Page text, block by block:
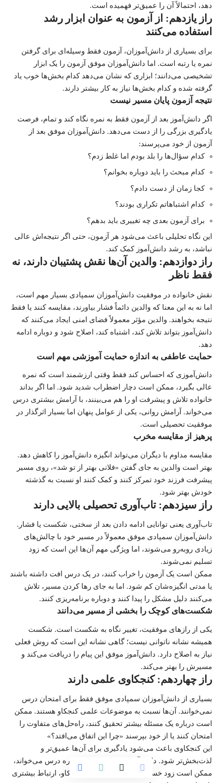
دهد، احتمالاً آن را عمیق‌تر فهمیده است.
راز یازدهم: از آزمون به عنوان ابزار رشد
استفاده می‌کنند
برای بسیاری از دانش‌آموزان، آزمون فقط وسیله‌ای برای گرفتن
نمره یا رتبه است. اما دانش‌آموزان موفق آزمون را یک ابزار
تشخیصی می‌دانند؛ ابزاری که نشان می‌دهد کدام بخش‌ها خوب یاد
گرفته شده و کدام بخش‌ها نیاز به کار بیشتر دارند.
نتیجه آزمون پایان مسیر نیست
اگر دانش‌آموز بعد از آزمون فقط به نمره نگاه کند و تمام، فرصت
یادگیری بزرگی را از دست می‌دهد. دانش‌آموزان موفق بعد از
آزمون از خود می‌پرسند:
کدام سؤال‌ها را بلد بودم اما غلط زدم؟
کدام مبحث را باید دوباره بخوانم؟
کجا زمان از دست دادم؟
کدام اشتباهاتم تکراری بودند؟
برای آزمون بعدی چه تغییری باید بدهم؟
این نگاه تحلیلی باعث می‌شود هر آزمون، حتی اگر نتیجه‌اش عالی
نباشد، به رشد دانش‌آموز کمک کند.
راز دوازدهم: والدین آن‌ها نقش پشتیبان دارند، نه
فقط ناظر
نقش خانواده در موفقیت دانش‌آموزان سمپادی بسیار مهم است،
اما نه به این معنا که والدین دائماً فشار بیاورند، مقایسه کنند یا فقط
نتیجه بخواهند. والدین مؤثر معمولاً فضای امنی ایجاد می‌کنند که
دانش‌آموز بتواند تلاش کند، اشتباه کند، اصلاح شود و دوباره ادامه
دهد.
حمایت عاطفی به اندازه حمایت آموزشی مهم است
دانش‌آموزی که احساس کند فقط وقتی ارزشمند است که نمره
عالی بگیرد، ممکن است دچار اضطراب شدید شود. اما اگر بداند
خانواده تلاش و پیشرفت او را هم می‌بینند، با آرامش بیشتری درس
می‌خواند. آرامش روانی، یکی از عوامل پنهان اما بسیار اثرگذار در
موفقیت تحصیلی است.
پرهیز از مقایسه مخرب
مقایسه مداوم با دیگران می‌تواند انگیزه دانش‌آموز را کاهش دهد.
بهتر است والدین به جای گفتن «فلانی بهتر از تو شد»، روی مسیر
پیشرفت فرزند خود تمرکز کنند و کمک کنند او نسبت به گذشته
خودش بهتر شود.
راز سیزدهم: تاب‌آوری تحصیلی بالایی دارند
تاب‌آوری یعنی توانایی ادامه دادن بعد از سختی، شکست یا فشار.
دانش‌آموزان سمپادی موفق معمولاً در مسیر خود با چالش‌های
زیادی روبه‌رو می‌شوند، اما ویژگی مهم آن‌ها این است که زود
تسلیم نمی‌شوند.
ممکن است یک آزمون را خراب کنند، در یک درس افت داشته باشند
یا مدتی انگیزه‌شان کم شود. اما به جای رها کردن مسیر، تلاش
می‌کنند دلیل مشکل را پیدا کنند و دوباره برنامه‌ریزی کنند.
شکست‌های کوچک را بخشی از مسیر می‌دانند
یکی از رازهای موفقیت، تغییر نگاه به شکست است. شکست
همیشه نشانه ناتوانی نیست؛ گاهی نشانه این است که روش فعلی
نیاز به اصلاح دارد. دانش‌آموز موفق این پیام را دریافت می‌کند و
مسیرش را بهتر می‌کند.
راز چهاردهم: کنجکاوی علمی دارند
بسیاری از دانش‌آموزان سمپادی موفق فقط برای امتحان درس
نمی‌خوانند. آن‌ها نسبت به موضوعات علمی کنجکاو هستند. ممکن
است درباره یک مسئله بیشتر تحقیق کنند، راه‌حل‌های متفاوت را
امتحان کنند یا از خود بپرسند «چرا این اتفاق می‌افتد؟»
این کنجکاوی باعث می‌شود یادگیری برای آن‌ها عمیق‌تر و
لذت‌بخش‌تر شود. دانش‌آموزی که فقط برای نمره درس می‌خواند،
ممکن است زود خسته شود؛ اما دانش‌آموز کنجکاو، ارتباط بیشتری